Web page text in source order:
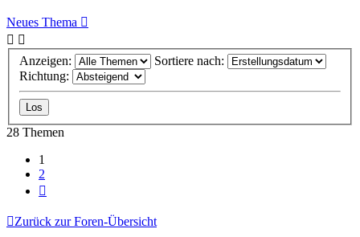
Neues Thema
Anzeigen:
Sortiere nach:
Richtung:
28 Themen
1
2
Zurück zur Foren-Übersicht